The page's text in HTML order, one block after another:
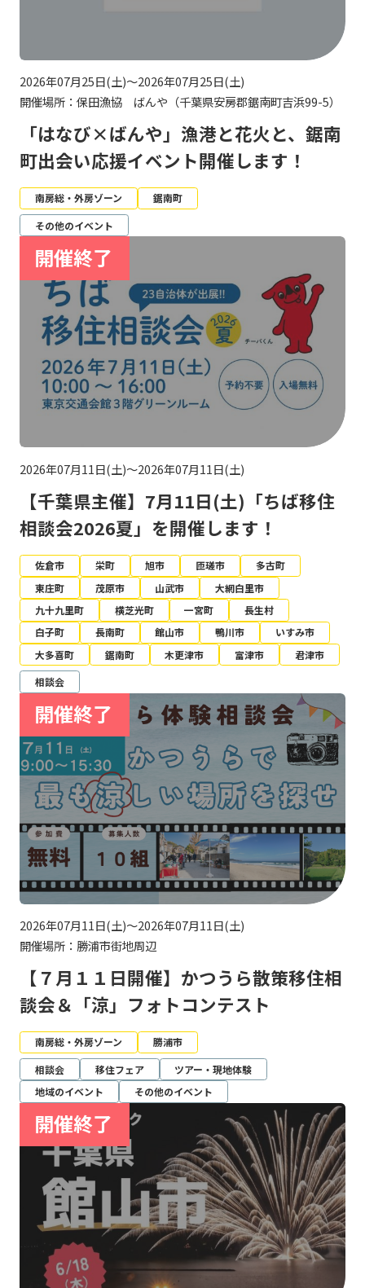
2026年07月25日(土)～2026年07月25日(土)
開催場所：保田漁協 ばんや（千葉県安房郡鋸南町吉浜99-5）
「はなび×ばんや」漁港と花火と、鋸南
町出会い応援イベント開催します！
南房総・外房ゾーン
鋸南町
その他のイベント
2026年07月11日(土)～2026年07月11日(土)
【千葉県主催】7月11日(土)「ちば移住
相談会2026夏」を開催します！
佐倉市 栄町 旭市 匝瑳市
多古町
東庄町
茂原市 山武市
大網白里市
九十九里町
横芝光町 一宮町
長生村
白子町
長南町 館山市 鴨川市
いすみ市
大多喜町
鋸南町 木更津市 富津市
君津市
相談会
2026年07月11日(土)～2026年07月11日(土)
開催場所：勝浦市街地周辺
【７月１１日開催】かつうら散策移住相
談会＆「涼」フォトコンテスト
南房総・外房ゾーン
勝浦市
相談会
移住フェア
ツアー・現地体験
地域のイベント
その他のイベント